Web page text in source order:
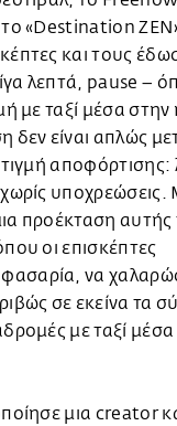
«Destination
και τους
λεπτά, pause –
με ταξί μέσα
δεν είναι απλώς
αποφόρτισης:
προέκταση αυτής
οι επισκέπτες
να
σε εκείνα τα
με ταξί
μια creator